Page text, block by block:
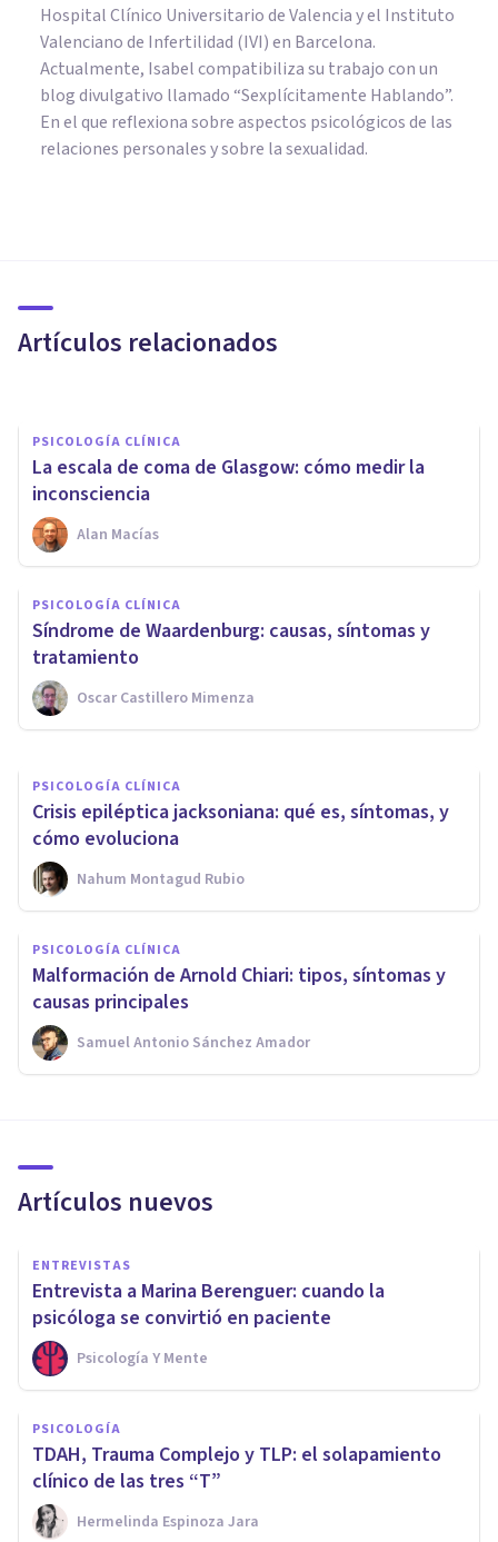
Hospital Clínico Universitario de Valencia y el Instituto
Valenciano de Infertilidad (IVI) en Barcelona.
Actualmente, Isabel compatibiliza su trabajo con un
blog divulgativo llamado “Sexplícitamente Hablando”.
En el que reflexiona sobre aspectos psicológicos de las
relaciones personales y sobre la sexualidad.
Artículos relacionados
neurológicas
PSICOLOGÍA CLÍNICA
La escala de coma de Glasgow: cómo medir la
inconsciencia
Alan Macías
PSICOLOGÍA CLÍNICA
Síndrome de Waardenburg: causas, síntomas y
tratamiento
Oscar Castillero Mimenza
PSICOLOGÍA CLÍNICA
Enfermedad de Creutzfeldt-
Jakob (ECJ): causas, síntomas,
diagnóstico y tratamiento
Isabel Rovira Salvador
PSICOLOGÍA CLÍNICA
Crisis epiléptica jacksoniana: qué es, síntomas, y
cómo evoluciona
Nahum Montagud Rubio
PSICOLOGÍA CLÍNICA
Malformación de Arnold Chiari: tipos, síntomas y
causas principales
Samuel Antonio Sánchez Amador
Artículos nuevos
ENTREVISTAS
Entrevista a Marina Berenguer: cuando la
psicóloga se convirtió en paciente
Psicología Y Mente
PSICOLOGÍA
TDAH, Trauma Complejo y TLP: el solapamiento
clínico de las tres “T”
Hermelinda Espinoza Jara